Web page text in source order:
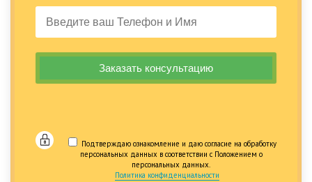
Подтверждаю ознакомление и даю согласие на обработку
персональных данных в соответствии с Положением о
персональных данных.
Политика конфиденциальности